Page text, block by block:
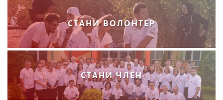
ПРОМОЦИЈА НА ХУМАНИ ВРЕДНОСТИ
УПОТРЕБА И ЗАШТИТА НА АМБЛЕМОТ
СОЦИЈАЛНО ХУМАНИТАРНА ДЕЈНОСТ
КАКО ДА ДОНИРАТЕ
ПОДГОТВЕНОСТ И ДЕЈСТВО ПРИ КАТАСТРОФИ
СТАНИ ВОЛОНТЕР
СТАНИ ЧЛЕН